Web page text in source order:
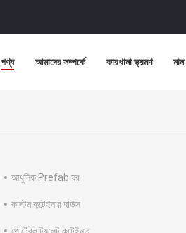
পণ্য আমাদের সম্পর্কে কারখানা ভ্রমণ মান
আধুনিক Prefab ঘর
কাস্টম কন্টেইনার হাউস